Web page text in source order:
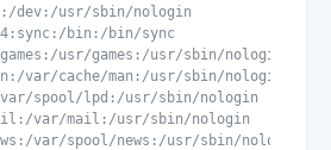
dev:/usr/sbin/nologin
bin:/bin/sync
usr/games:/usr/sbin/nologin
var/cache/man:/usr/sbin/nologin
spool/lpd:/usr/sbin/nologin
var/mail:/usr/sbin/nologin
var/spool/news:/usr/sbin/nologin